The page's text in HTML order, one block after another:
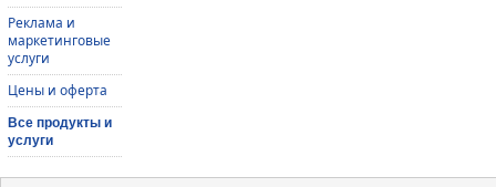
Реклама и
маркетинговые
услуги
Цены и оферта
Все продукты и
услуги